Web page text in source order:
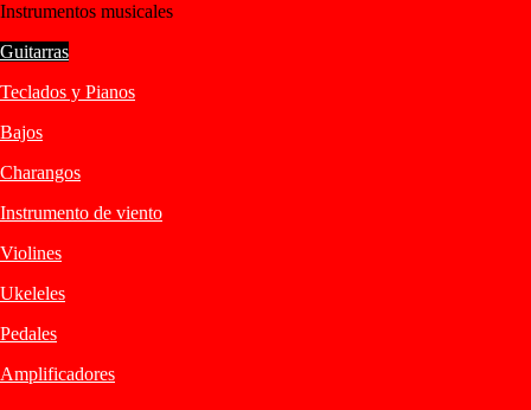
Instrumentos musicales
Guitarras
Teclados y Pianos
Bajos
Charangos
Instrumento de viento
Violines
Ukeleles
Pedales
Amplificadores